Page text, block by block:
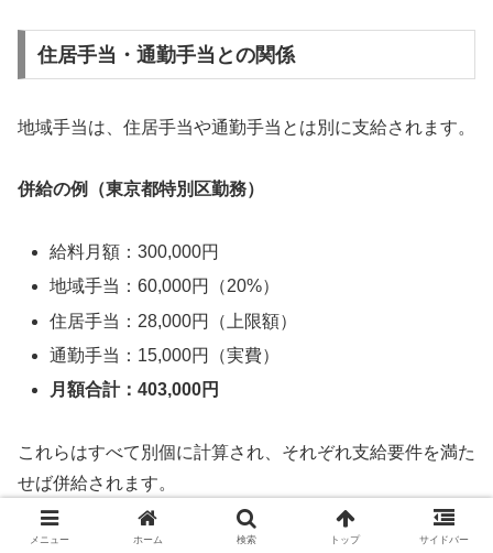
住居手当・通勤手当との関係
地域手当は、住居手当や通勤手当とは別に支給されます。
併給の例（東京都特別区勤務）
給料月額：300,000円
地域手当：60,000円（20%）
住居手当：28,000円（上限額）
通勤手当：15,000円（実費）
月額合計：403,000円
これらはすべて別個に計算され、それぞれ支給要件を満た
せば併給されます。
メニュー ホーム 検索 トップ サイドバー